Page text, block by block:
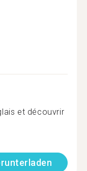
et découvrir